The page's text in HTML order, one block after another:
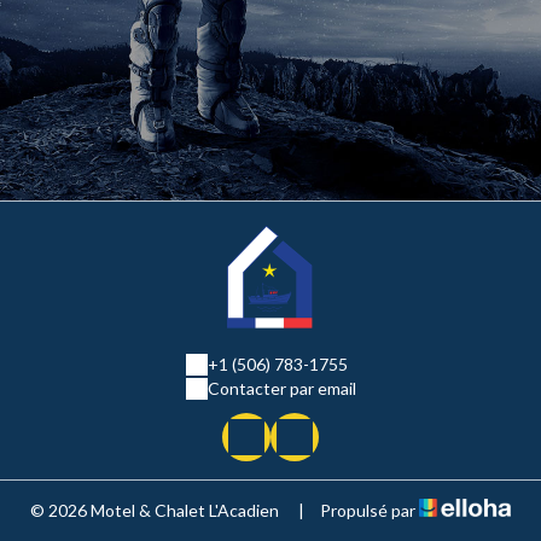
+1 (506) 783-1755
Contacter par email
© 2026 Motel & Chalet L'Acadien | Propulsé par